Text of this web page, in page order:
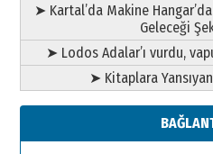
➤ Kartal’da Makine
Geleceği
➤ Lodos Adalar’ı vurdu,
➤ Kitaplara